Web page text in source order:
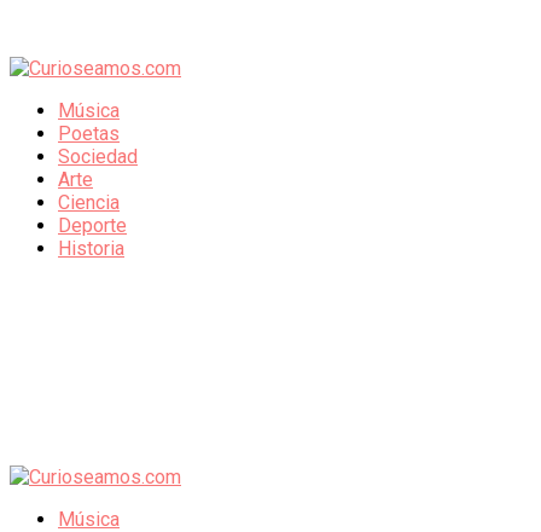
Música
Poetas
Sociedad
Arte
Ciencia
Deporte
Historia
Música